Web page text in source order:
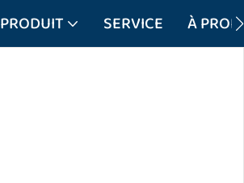
PRODUIT SERVICE À